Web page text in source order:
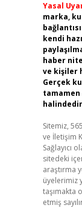
Yasal
marka,
kendi
haber
ve kişiler
Gerçek
Sitemiz,
ve İletişim
Sağlayıcı
sitedeki
araştırma
üyelerimiz
taşımakta
etmiş